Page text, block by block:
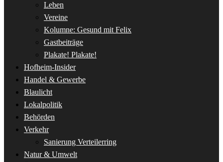
Leben
Vereine
Kolumne: Gesund mit Felix
Gastbeiträge
Plakate! Plakate!
Hofheim-Insider
Handel & Gewerbe
Blaulicht
Lokalpolitik
Behörden
Verkehr
Sanierung Verteilerring
Natur & Umwelt